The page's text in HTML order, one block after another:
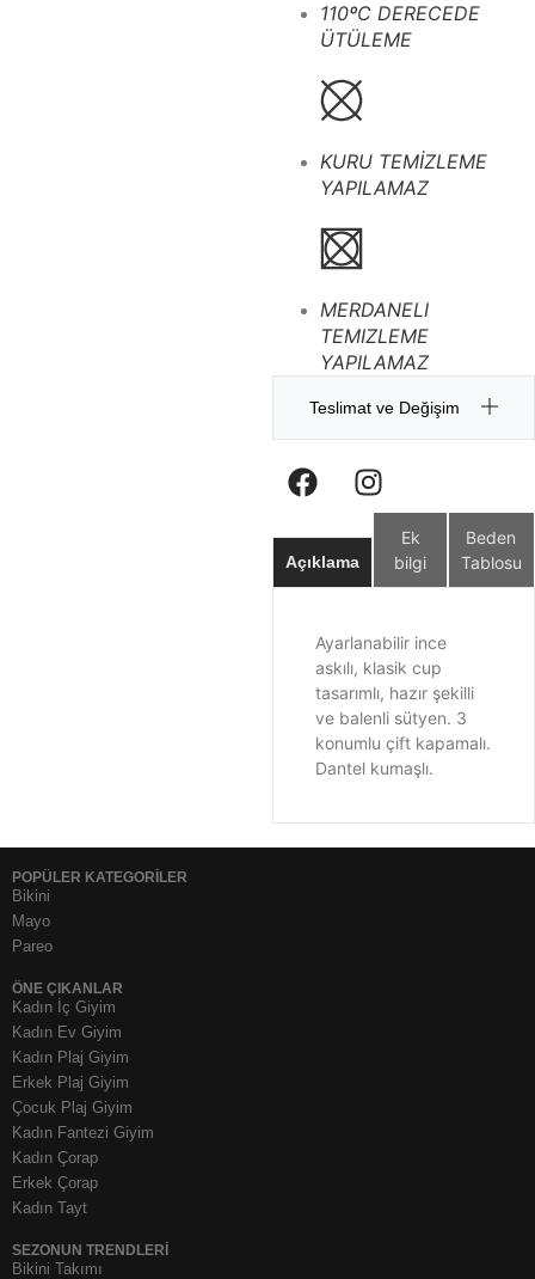
110ºC DERECEDE
ÜTÜLEME
KURU TEMİZLEME
YAPILAMAZ
MERDANELI
TEMIZLEME
YAPILAMAZ
Teslimat ve Değişim
Açıklama
Ek
bilgi
Beden
Tablosu
Ayarlanabilir ince
askılı, klasik cup
tasarımlı, hazır şekilli
ve balenli sütyen. 3
konumlu çift kapamalı.
Dantel kumaşlı.
POPÜLER KATEGORİLER
Bikini
Mayo
Pareo
ÖNE ÇIKANLAR
Kadın İç Giyim
Kadın Ev Giyim
Kadın Plaj Giyim
Erkek Plaj Giyim
Çocuk Plaj Giyim
Kadın Fantezi Giyim
Kadın Çorap
Erkek Çorap
Kadın Tayt
SEZONUN TRENDLERI
Bikini Takımı